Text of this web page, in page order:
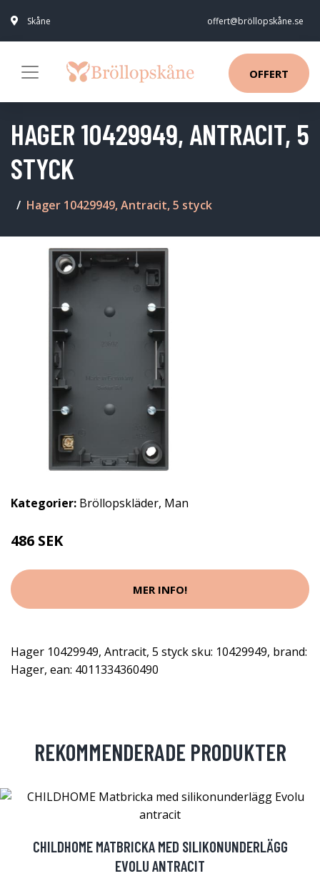
Skåne offert@bröllopskåne.se
OFFERT
HAGER 10429949, ANTRACIT, 5
STYCK
Hager 10429949, Antracit, 5 styck
Kategorier: Bröllopskläder, Man
486 SEK
MER INFO!
Hager 10429949, Antracit, 5 styck sku: 10429949, brand:
Hager, ean: 4011334360490
REKOMMENDERADE PRODUKTER
CHILDHOME MATBRICKA MED SILIKONUNDERLÄGG
EVOLU ANTRACIT